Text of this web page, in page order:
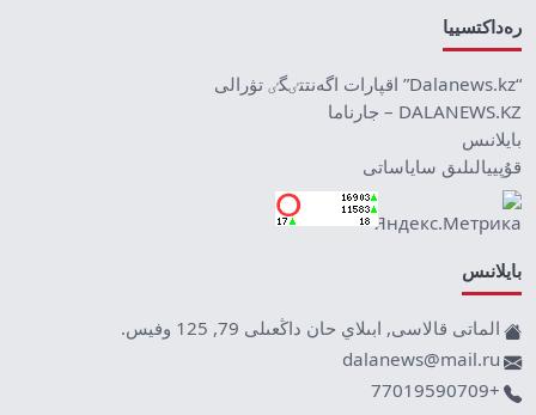
رەداكتسييا
“Dalanews.kz” اقپارات اگەنتتٸگٸ تۋرالى
DALANEWS.KZ – جارناما
بايلانىس
قۇپييالىلىق ساياساتى
بايلانىس
الماتى قالاسى, ابىلاي حان داڭعىلى 79, 125 وفيس.
dalanews@mail.ru
+77019590709